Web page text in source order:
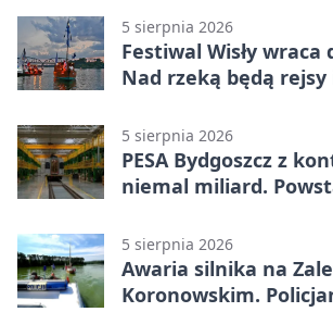
5 sierpnia 2026
Festiwal Wisły wraca
Nad rzeką będą
5 sierpnia 2026
PESA Bydgoszcz z
niemal miliard.
5 sierpnia 2026
Awaria silnika na
Koronowskim.